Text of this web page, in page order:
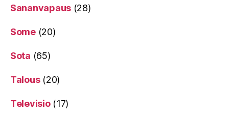
Sananvapaus (28)
Some(20)
Sota (65)
Talous(20)
Televisio(17)